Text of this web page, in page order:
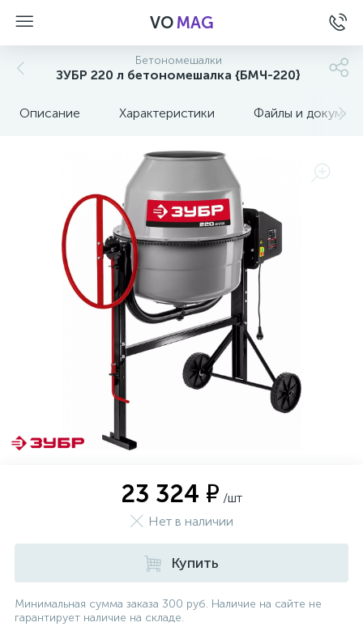
VOMAG
Бетономешалки
ЗУБР 220 л бетономешалка {БМЧ-220}
Описание Характеристики Файлы и
23 324 ₽ /шт
Нет в наличии
Купить
Минимальная сумма заказа 300 руб. Наличие на сайте не
гарантирует наличие на складе.